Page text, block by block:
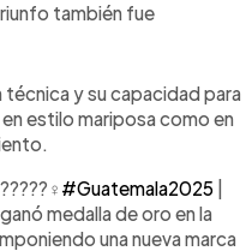
también fue
y su capacidad para
estilo mariposa como en
#Guatemala2025
medalla de oro en la
una nueva marca